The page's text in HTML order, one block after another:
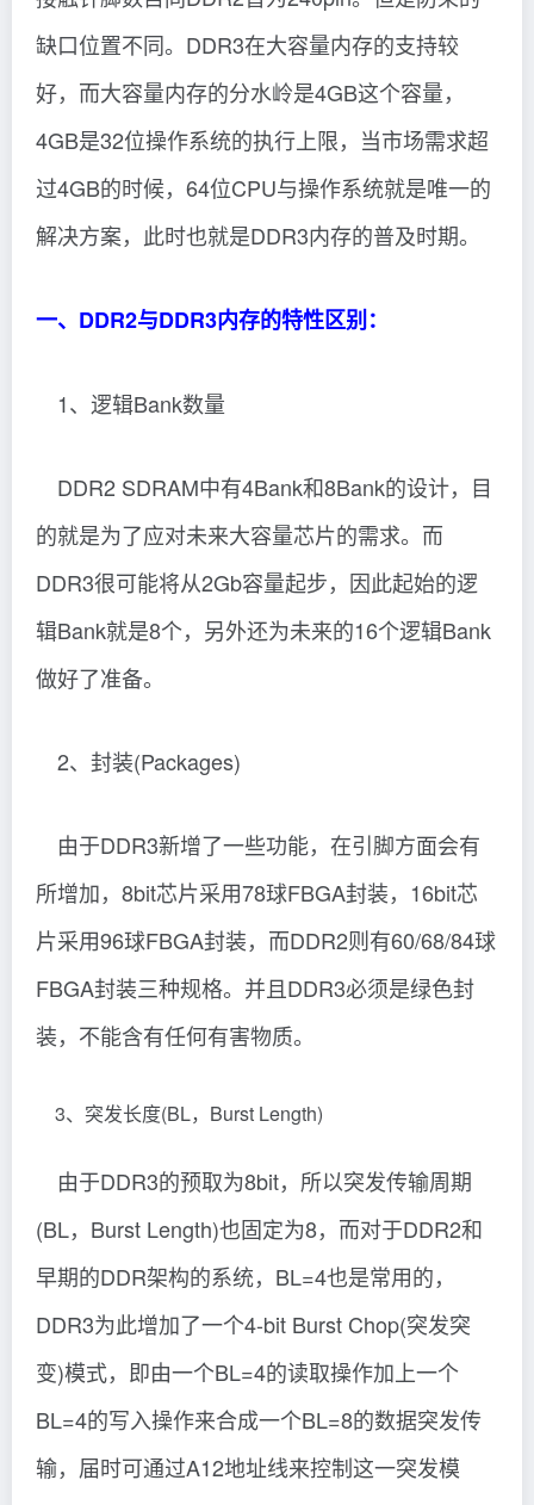
缺口位置不同。DDR3在大容量内存的支持较
好，而大容量内存的分水岭是4GB这个容量，
4GB是32位操作系统的执行上限，当市场需求超
过4GB的时候，64位CPU与操作系统就是唯一的
解决方案，此时也就是DDR3内存的普及时期。
一、DDR2与DDR3内存的特性区别：
1、逻辑Bank数量
DDR2 SDRAM中有4Bank和8Bank的设计，目
的就是为了应对未来大容量芯片的需求。而
DDR3很可能将从2Gb容量起步，因此起始的逻
辑Bank就是8个，另外还为未来的16个逻辑Bank
做好了准备。
2、封装(Packages)
由于DDR3新增了一些功能，在引脚方面会有
所增加，8bit芯片采用78球FBGA封装，16bit芯
片采用96球FBGA封装，而DDR2则有60/68/84球
FBGA封装三种规格。并且DDR3必须是绿色封
装，不能含有任何有害物质。
3、突发长度(BL，Burst Length)
由于DDR3的预取为8bit，所以突发传输周期
(BL，Burst Length)也固定为8，而对于DDR2和
早期的DDR架构的系统，BL=4也是常用的，
DDR3为此增加了一个4-bit Burst Chop(突发突
变)模式，即由一个BL=4的读取操作加上一个
BL=4的写入操作来合成一个BL=8的数据突发传
输，届时可通过A12地址线来控制这一突发模